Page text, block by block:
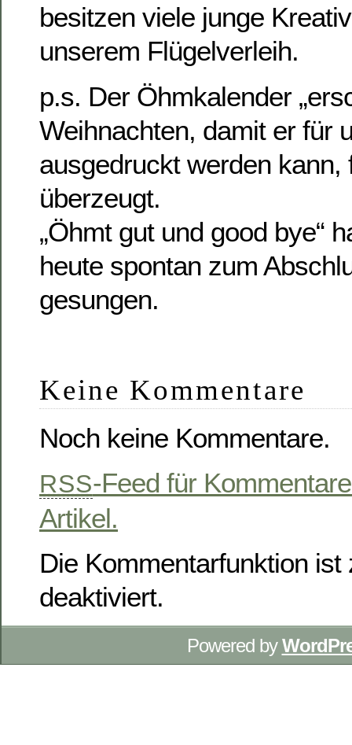
besitzen viele junge
unserem Flügelverleih.
p.s. Der Öhmkalender
Weihnachten, damit er für
ausgedruckt werden kann,
überzeugt.
„Öhmt gut und good bye“
heute spontan zum
gesungen.
Keine Kommentare
Noch keine Kommentare.
RSS-Feed für
Artikel.
Die Kommentarfunktion ist
deaktiviert.
Powered by